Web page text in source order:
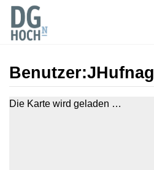
Benutzer:JHufnagl
Wechseln zu:Navigation
Die Karte wird geladen …